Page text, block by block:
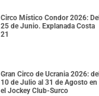
Circo Místico Condor 2026: Del
25 de Junio. Explanada Costa
21
Gran Circo de Ucrania 2026: del
10 de Julio al 31 de Agosto en
el Jockey Club-Surco